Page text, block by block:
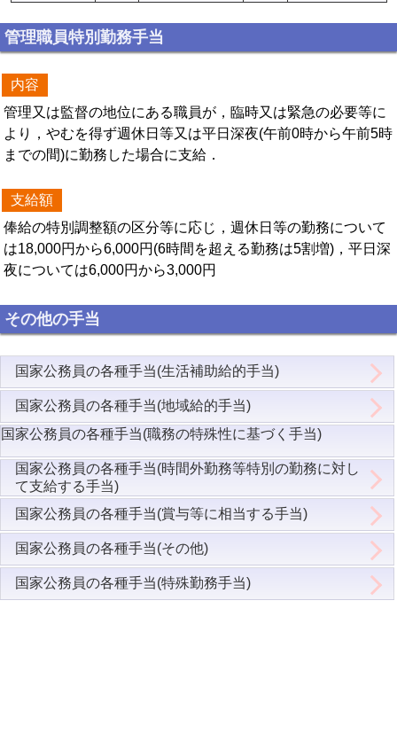
管理職員特別勤務手当
内容
管理又は監督の地位にある職員が，臨時又は緊急の必要等に
より，やむを得ず週休日等又は平日深夜(午前0時から午前5時
までの間)に勤務した場合に支給．
支給額
俸給の特別調整額の区分等に応じ，週休日等の勤務について
は18,000円から6,000円(6時間を超える勤務は5割増)，平日深
夜については6,000円から3,000円
その他の手当
国家公務員の各種手当(生活補助給的手当)
国家公務員の各種手当(地域給的手当)
国家公務員の各種手当(職務の特殊性に基づく手当)
国家公務員の各種手当(時間外勤務等特別の勤務に対し
て支給する手当)
国家公務員の各種手当(賞与等に相当する手当)
国家公務員の各種手当(その他)
国家公務員の各種手当(特殊勤務手当)